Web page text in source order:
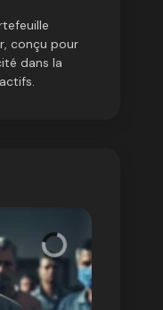
conçu pour
dans la